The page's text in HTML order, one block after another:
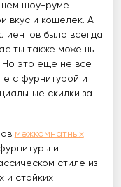
шоу-руме
вкус и кошелек. А
было всегда
ты также можешь
это еще не все.
с фурнитурой и
скидки за
межкомнатных
и
стиле из
и стойких